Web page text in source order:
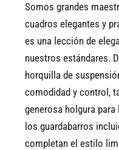
Somos grandes
cuadros elegantes y
es una lección de
nuestros estándares.
horquilla de
comodidad y control,
generosa holgura
los guardabarros
completan el estilo